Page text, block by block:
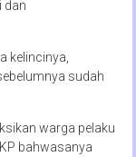
dan
kelincinya,
sudah
warga pelaku
bahwasanya